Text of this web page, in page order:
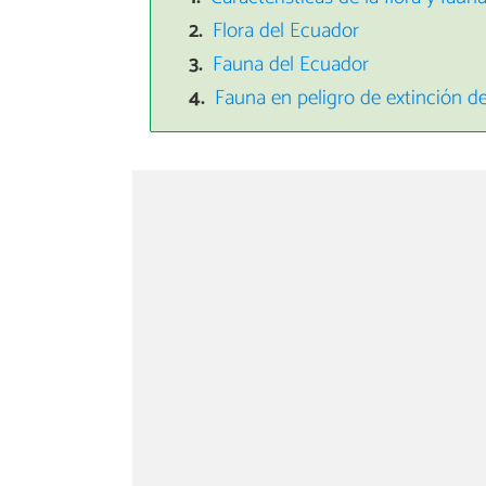
Flora del Ecuador
Fauna del Ecuador
Fauna en peligro de extinción